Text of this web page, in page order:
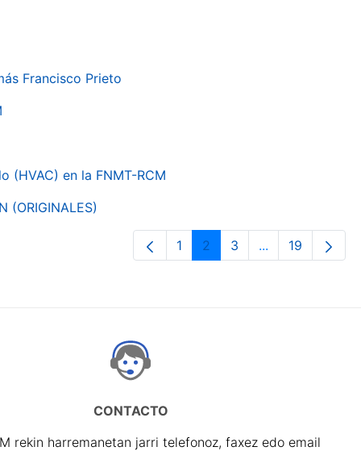
Francisco Prieto
(HVAC) en la FNMT-RCM
Orrialdea
1 Orrialdea
2 Orrialdea
3 ...Intermediate
Orrialdea
19
CONTACTO
rekin harremanetan jarri telefonoz, faxez edo email